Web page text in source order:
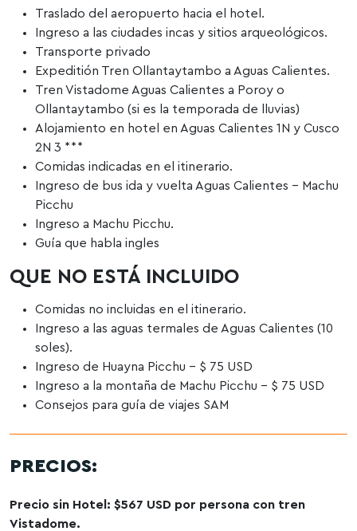
Traslado del aeropuerto hacia el hotel.
Ingreso a las ciudades incas y sitios arqueológicos.
Transporte privado
Expeditión Tren Ollantaytambo a Aguas Calientes.
Tren Vistadome Aguas Calientes a Poroy o
Ollantaytambo (si es la temporada de lluvias)
Alojamiento en hotel en Aguas Calientes 1N y Cusco
2N 3 ***
Comidas indicadas en el itinerario.
Ingreso de bus ida y vuelta Aguas Calientes – Machu
Picchu
Ingreso a Machu Picchu.
Guía que habla ingles
QUE NO ESTÁ INCLUIDO
Comidas no incluidas en el itinerario.
Ingreso a las aguas termales de Aguas Calientes (10
soles).
Ingreso de Huayna Picchu – $ 75 USD
Ingreso a la montaña de Machu Picchu – $ 75 USD
Consejos para guía de viajes SAM
PRECIOS:
Precio sin Hotel: $567 USD por persona con tren
Vistadome.